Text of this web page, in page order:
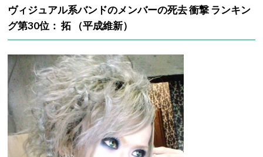
ヴィジュアル系バンドのメンバーの死去 衝撃 ランキン
グ第30位： 拓 （平成維新）